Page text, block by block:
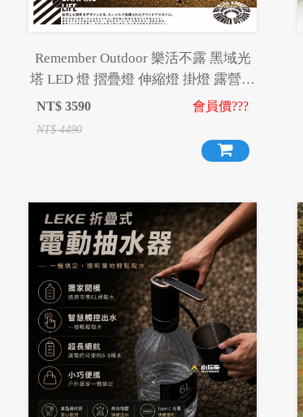
Remember Outdoor 樂活不露 黑域光
塔 LED 燈 摺疊燈 伸縮燈 掛燈 露營燈
NT$ 3590
NT$4490
會員價???